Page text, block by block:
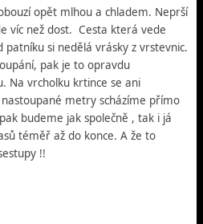
opět mlhou a chladem. Neprší
víc než dost. Cesta která vede
si nedělá vrásky z vrstevnic.
pak je to opravdu
Na vrcholku krtince se ani
metry scházíme přímo
budeme jak společně , tak i já
téměř až do konce. A že to
!!